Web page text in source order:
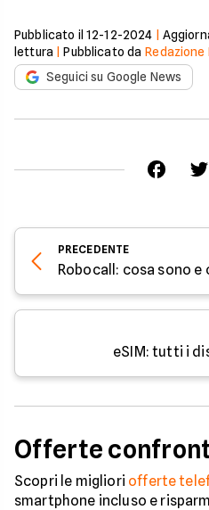
Pubblicato il 12-12-2024
lettura |Pubblicato da Redazione
Seguici su Google News
PRECEDENTE
Robocall: cosa sono e
eSIM: tutti i
Offerte
Scopri le migliori offerte
smartphone incluso e